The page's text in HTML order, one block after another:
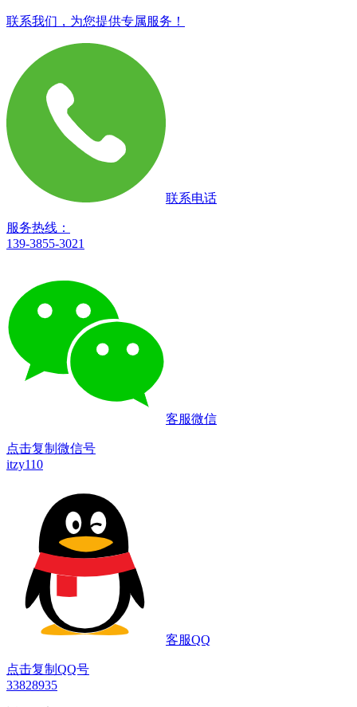
联系我们，为您提供专属服务！
联系电话
服务热线：
139-3855-3021
客服微信
点击复制微信号
itzy110
客服QQ
点击复制QQ号
33828935